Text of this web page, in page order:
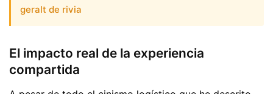
geralt de rivia
El impacto real de la experiencia
compartida